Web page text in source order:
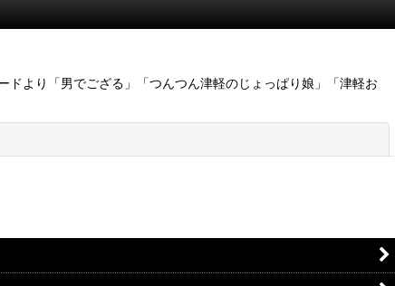
より「男でござる」「つんつん津軽のじょっぱり娘」「津軽お